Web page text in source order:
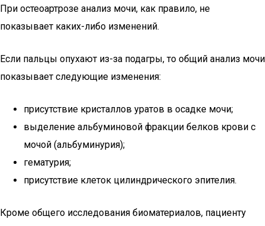
При остеоартрозе анализ мочи, как правило, не
показывает каких-либо изменений.
Если пальцы опухают из-за подагры, то общий анализ мочи
показывает следующие изменения:
присутствие кристаллов уратов в осадке мочи;
выделение альбуминовой фракции белков крови с
мочой (альбуминурия);
гематурия;
присутствие клеток цилиндрического эпителия.
Кроме общего исследования биоматериалов, пациенту